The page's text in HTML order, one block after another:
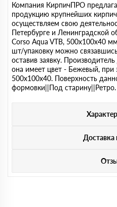
Компания КирпичПРО
продукцию крупнейших
осуществляем свою
Петербурге и Ленинградской
Corso Aqua VTB, 500х100х40
шт/упаковку можно
оставив заявку.
она имеет цвет - Бежевый, при
500х100х40. Поверхность
формовки||Под старину||Ретро.
Доставка